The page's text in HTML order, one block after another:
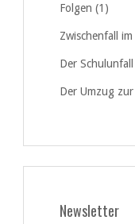
Folgen (1)
Zwischenfall
Der Schulunfall
Der Umzug
Newsletter